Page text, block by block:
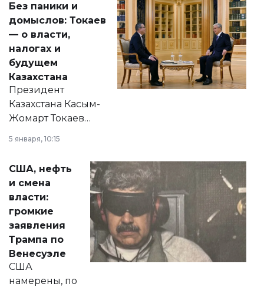
Без паники и
домыслов: Токаев
— о власти,
налогах и
будущем
Казахстана
Президент
Казахстана Касым-
Жомарт Токаев
сразу несколько
актуальных тем —
от слухов о
политических
реформах до
вопросов армии,
экономики и
личного здоровья.
5 января, 10:15
США, нефть
и смена
власти:
громкие
заявления
Трампа по
Венесуэле
США
намерены, по